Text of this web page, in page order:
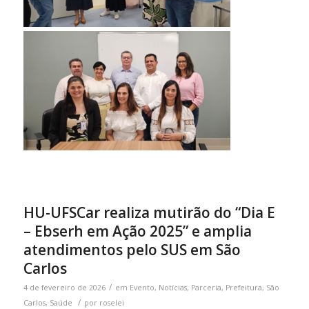
HU-UFSCar realiza mutirão do “Dia E
– Ebserh em Ação 2025” e amplia
atendimentos pelo SUS em São
Carlos
4 de fevereiro de 2026 / em Evento, Notícias, Parceria, Prefeitura, São
Carlos, Saúde / por roselei